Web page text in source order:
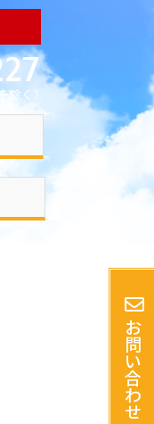
除く）
お
問
い
合
わ
せ